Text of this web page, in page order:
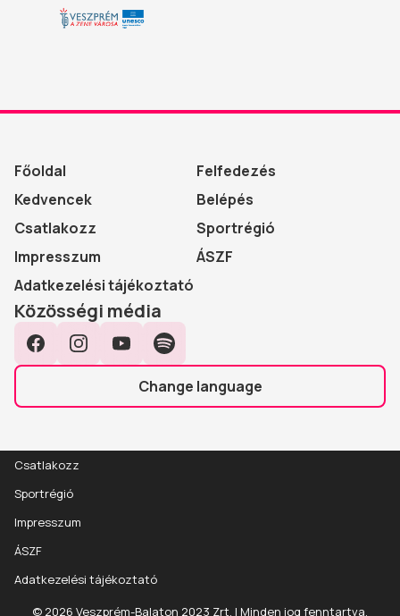
Esemény Részletek
Főoldal
Felfedezés
Kedvencek
Belépés
Csatlakozz
Sportrégió
Impresszum
ÁSZF
Adatkezelési tájékoztató
Közösségi média
Change language
© 2026 Veszprém-Balaton 2023 Zrt. | Minden jog fenntartva.
Csatlakozz
Sportrégió
Impresszum
ÁSZF
Adatkezelési tájékoztató